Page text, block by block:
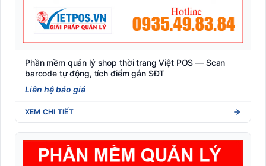
Quản lý chuỗi cửa hàng
Robot Phục Vụ Nhà Hàng
Thiết Bị Bán Lẻ POS
Phần mềm quản lý shop thời trang Việt POS — Scan
barcode tự động, tích điểm gắn SĐT
Liên hệ báo giá
XEM CHI TIẾT